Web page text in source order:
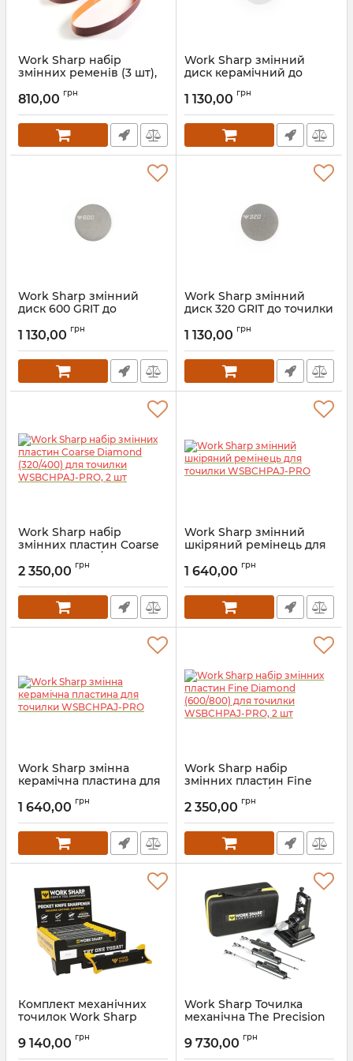
Work Sharp набір
змінних ременів (3 шт),
моделей E3, E4, E5, PRO
SHARPENER
Артикул:5_67745
810,00 грн
Work Sharp змінний
диск керамічний до
SHARPENER
Артикул:5_65941
1 130,00 грн
Work Sharp змінний
диск 600 GRIT до
SHARPENER
Артикул:5_65940
1 130,00 грн
Work Sharp змінний
диск 320 GRIT до точилки
SHARPENER
Артикул:5_65939
1 130,00 грн
Work Sharp набір
змінних пластин Coarse
Diamond (320/400) для
точилки WSBCHPAJ-PRO,
Артикул:5_64907
2 350,00 грн
Work Sharp змінний
шкіряний ремінець для
Артикул:5_64904
1 640,00 грн
Work Sharp змінна
керамічна пластина для
Артикул:5_64903
1 640,00 грн
Work Sharp набір
змінних пластин Fine
Diamond (600/800) для
точилки WSBCHPAJ-PRO,
Артикул:5_64902
2 350,00 грн
Комплект механічних
точилок Work Sharp
SHARPENER 12 PACK & 1
9 140,00 грн
Work Sharp Точилка
механічна The Precision
Sharpener, WSBCHPAJ-
9 730,00 грн